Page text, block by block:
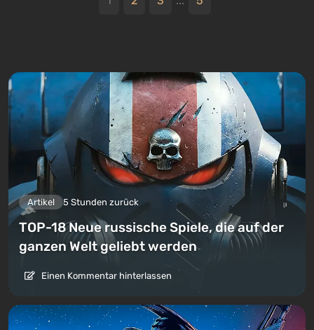
Artikel 5 Stunden zurück
TOP-18 Neue russische Spiele, die auf der
ganzen Welt geliebt werden
Einen Kommentar hinterlassen